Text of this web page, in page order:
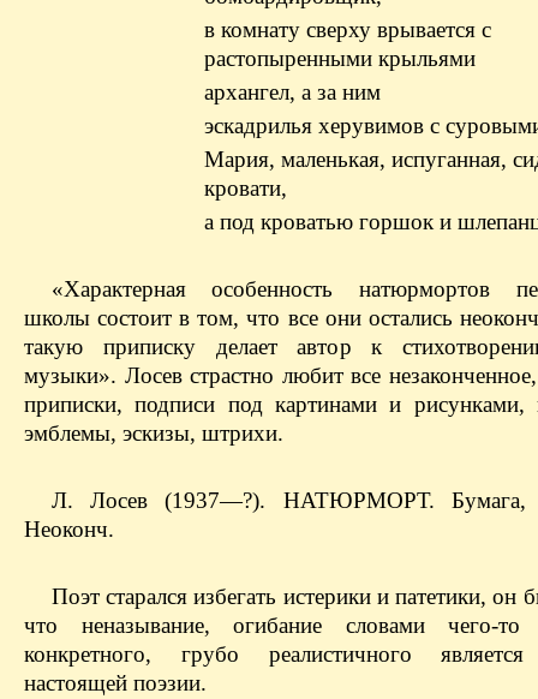
в комнату сверху врывается с
растопыренными крыльями
архангел, а за ним
эскадрилья херувимов с
Мария, маленькая, испуганная,
кровати,
а под кроватью горшок и
«Характерная особенность натюрмортов
школы состоит в том, что все они остались
такую приписку делает автор к
музыки». Лосев страстно любит все
приписки, подписи под картинами и рисунками,
эмблемы, эскизы, штрихи.
Л. Лосев (1937—?). НАТЮРМОРТ.
Неоконч.
Поэт старался избегать истерики и патетики, он
что неназывание, огибание словами чего-то
конкретного, грубо реалистичного
настоящей поэзии.